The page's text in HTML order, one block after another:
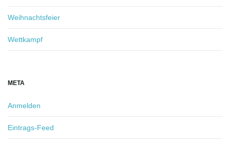
Weihnachtsfeier
Wettkampf
META
Anmelden
Eintrags-Feed